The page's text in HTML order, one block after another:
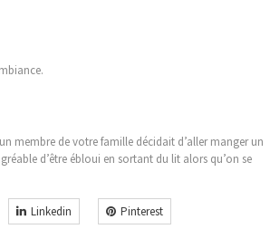
membre de votre famille décidait d’aller manger un
d’être ébloui en sortant du lit alors qu’on se
Linkedin Pinterest